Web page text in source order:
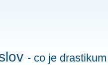
- co je drastikum